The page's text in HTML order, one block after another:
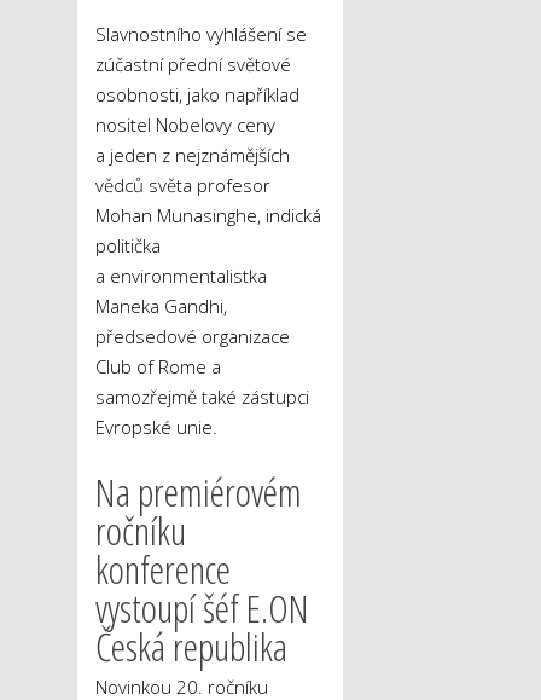
Slavnostního vyhlášení se
zúčastní přední světové
osobnosti, jako například
nositel Nobelovy ceny
a jeden z nejznámějších
vědců světa profesor
Mohan Munasinghe, indická
politička
a environmentalistka
Maneka Gandhi,
předsedové organizace
Club of Rome a
samozřejmě také zástupci
Evropské unie.
Na premiérovém
ročníku
konference
vystoupí šéf E.ON
Česká republika
Novinkou 20. ročníku